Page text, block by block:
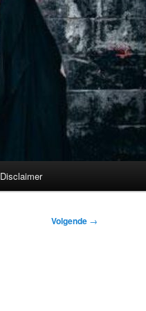
Disclaimer
Volgende →